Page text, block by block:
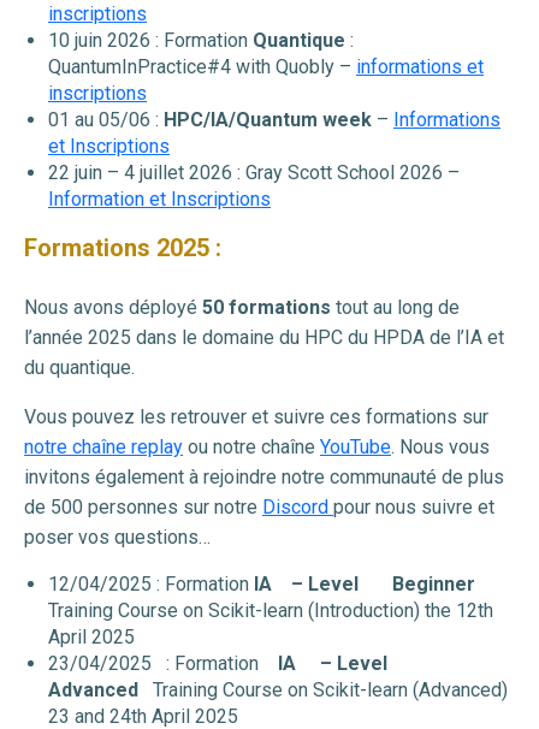
inscriptions
10 juin 2026 : Formation Quantique :
QuantumInPractice#4 with Quobly – informations et
inscriptions
01 au 05/06 : HPC/IA/Quantum week – Informations
et Inscriptions
22 juin – 4 juillet 2026 : Gray Scott School 2026 –
Information et Inscriptions
Formations 2025 :
Nous avons déployé 50 formations tout au long de
l’année 2025 dans le domaine du HPC du HPDA de l’IA et
du quantique.
Vous pouvez les retrouver et suivre ces formations sur
notre chaîne replay ou notre chaîne YouTube. Nous vous
invitons également à rejoindre notre communauté de plus
de 500 personnes sur notre Discord pour nous suivre et
poser vos questions…
12/04/2025 : Formation IA – Level Beginner
Training Course on Scikit-learn (Introduction) the 12th
April 2025
23/04/2025 : Formation IA – Level
Advanced
Training Course on Scikit-learn (Advanced)
23 and 24th April 2025